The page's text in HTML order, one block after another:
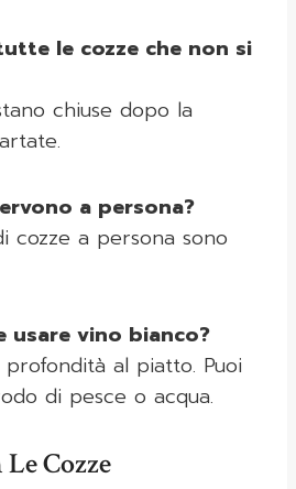
le cozze che non si
chiuse dopo la
a persona?
cozze a persona sono
usare vino bianco?
al piatto. Puoi
di pesce o acqua.
Cozze